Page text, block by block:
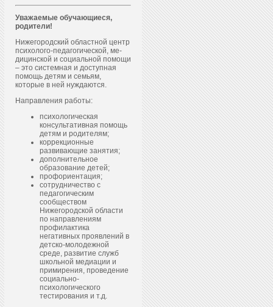
Уважаемые обучающиеся,
родители!
Нижегородский областной центр
пси­холо­го-пе­даго­гичес­кой, ме­
дицин­ской и со­ци­аль­ной по­мощи
– это системная и доступная
помощь детям и семьям,
которые в ней нуждаются.
Направления работы:
психологическая
консультативная помощь
детям и родителям;
коррекционные
развивающие занятия;
дополнительное
образование детей;
профориентация;
сотрудничество с
педагогическим
сообществом
Нижегородской области
по направлениям
профилактика
негативных проявлений в
детско-молодежной
среде, развитие служб
школьной медиации и
примирения, проведение
социально-
психологического
тестирования и т.д.